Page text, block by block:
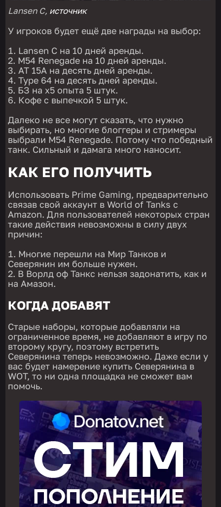
Lansen C, источник
У игроков будет ещё две награды на выбор:
Lansen C на 10 дней аренды.
M54 Renegade на 10 дней аренды.
AT 15A на десять дней аренды.
Type 64 на десять дней аренды.
БЗ на х5 опыта 5 штук.
Кофе с выпечкой 5 штук.
Далеко не все могут сказать, что нужно
выбирать, но многие блоггеры и стримеры
выбрали M54 Renegade. Потому что победный
танк. Сильный и дамага много наносит.
КАК ЕГО ПОЛУЧИТЬ
Использовать Prime Gaming, предварительно
связав свой аккаунт в World of Tanks с
Amazon. Для пользователей некоторых стран
такие действия невозможны в силу двух
причин:
Многие перешли на Мир Танков и
Северянин им больше нужен.
В Ворлд оф Танкс нельзя задонатить, как и
на Амазон.
КОГДА ДОБАВЯТ
Старые наборы, которые добавляли на
ограниченное время, не добавляют в игру по
второму кругу, поэтому встретить
Северянина теперь невозможно. Даже если у
вас будет намерение купить Северянина в
WOT, то ни одна площадка не сможет вам
помочь.